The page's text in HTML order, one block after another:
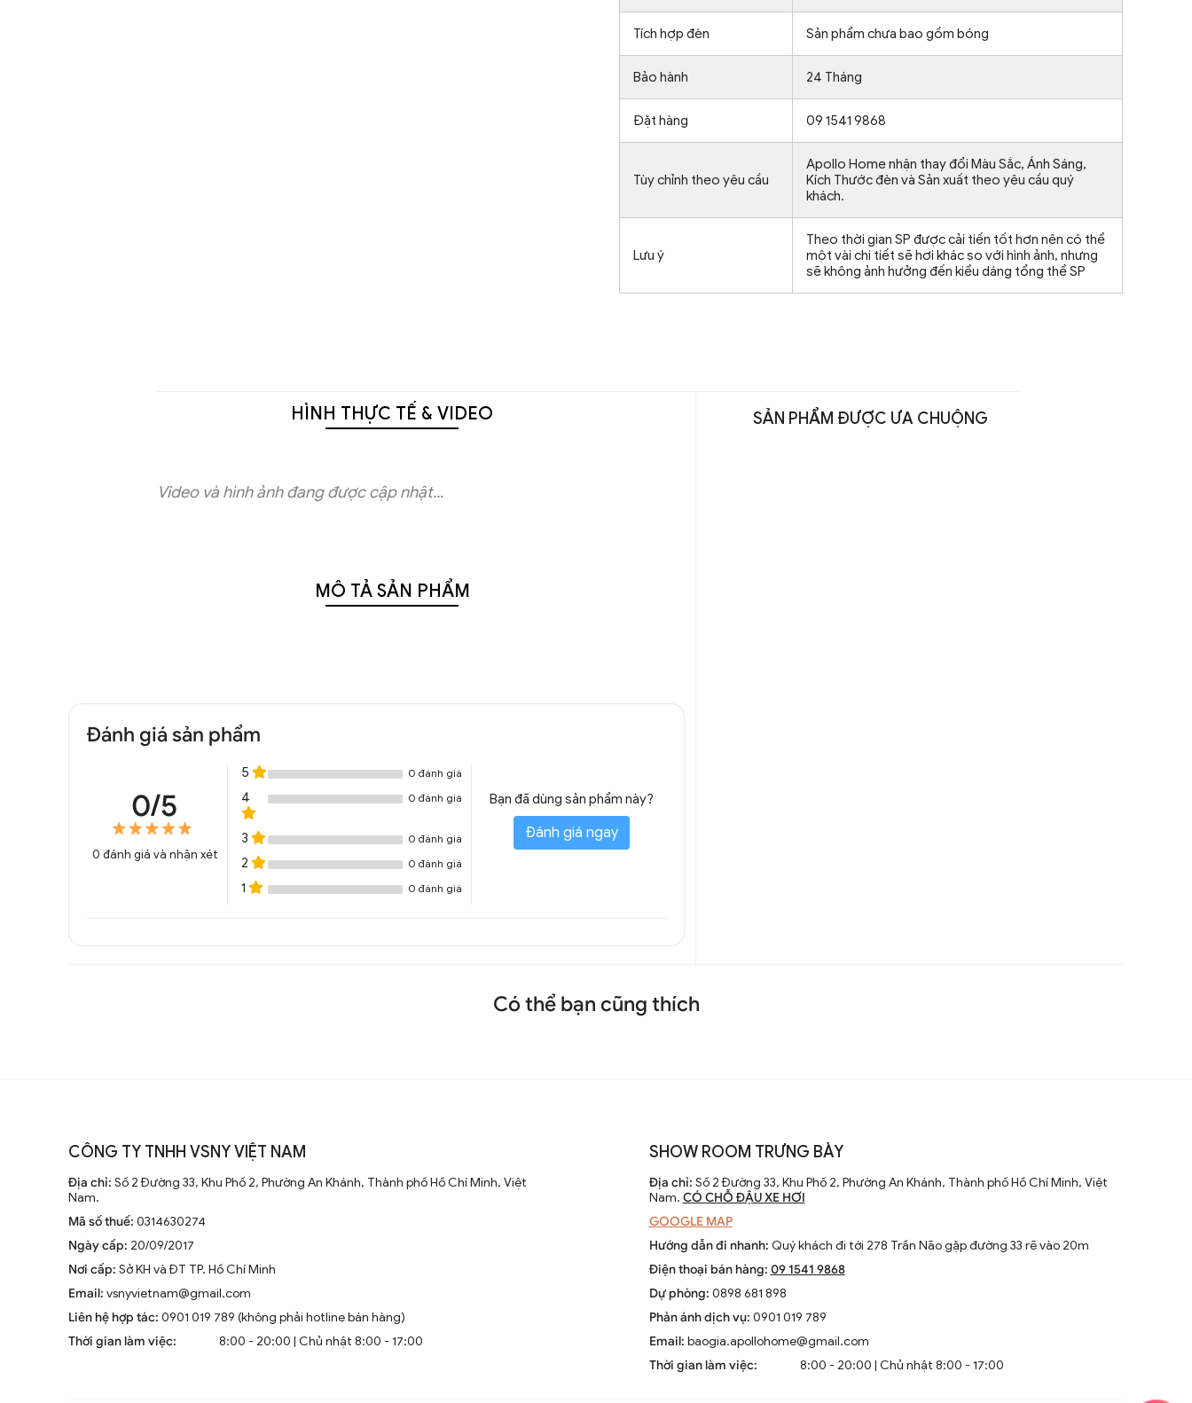
Tích hợp đèn Sản phẩm chưa bao gồm bóng
Bảo hành 24 Tháng
Đặt hàng 09 1541 9868
Tùy chỉnh theo yêu cầu
Apollo Home nhận thay đổi Màu Sắc, Ánh Sáng,
Kích Thước đèn và Sản xuất theo yêu cầu quý
khách.
Lưu ý
Theo thời gian SP được cải tiến tốt hơn nên có thể
một vài chi tiết sẽ hơi khác so với hình ảnh, nhưng
sẽ không ảnh hưởng đến kiểu dáng tổng thể SP
HÌNH THỰC TẾ & VIDEO
Video và hình ảnh đang được cập nhật...
MÔ TẢ SẢN PHẨM
Đánh giá sản phẩm
0/5
0 đánh giá và nhận xét
5 0 đánh giá
4 0 đánh giá
3 0 đánh giá
2 0 đánh giá
1 0 đánh giá
Bạn đã dùng sản phẩm này?
Đánh giá ngay
SẢN PHẨM ĐƯỢC ƯA CHUỘNG
Có thể bạn cũng thích
CÔNG TY TNHH VSNY VIỆT NAM
Địa chỉ: Số 2 Đường 33, Khu Phố 2, Phường An Khánh, Thành phố Hồ Chí Minh, Việt
Nam.
Mã số thuế: 0314630274
Ngày cấp: 20/09/2017
Nơi cấp: Sở KH và ĐT TP. Hồ Chí Minh
Email: vsnyvietnam@gmail.com
Liên hệ hợp tác: 0901 019 789 (không phải hotline bán hàng)
Thời gian làm việc:
8:00 - 20:00 | Chủ nhật 8:00 - 17:00
SHOW ROOM TRƯNG BÀY
Địa chỉ: Số 2 Đường 33, Khu Phố 2, Phường An Khánh, Thành phố Hồ Chí Minh, Việt
Nam. CÓ CHỖ ĐẬU XE HƠI
GOOGLE MAP
Hướng dẫn đi nhanh: Quý khách đi tới 278 Trần Não gặp đường 33 rẽ vào 20m
Điện thoại bán hàng: 09 1541 9868
Dự phòng: 0898 681 898
Phản ánh dịch vụ: 0901 019 789
Email: baogia.apollohome@gmail.com
Thời gian làm việc:
8:00 - 20:00 | Chủ nhật 8:00 - 17:00